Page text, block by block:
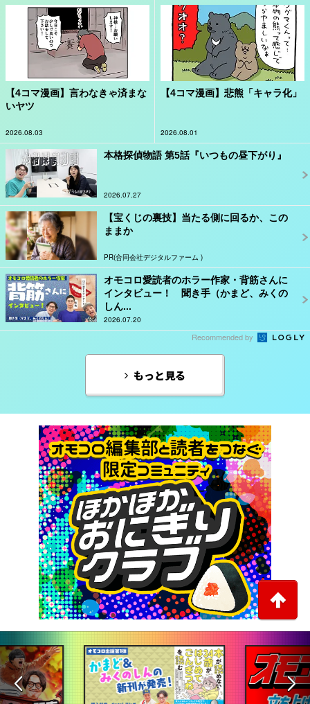
【4コマ漫画】言わなきゃ済まな
いヤツ
2026.08.03
【4コマ漫画】悲熊「キャラ化」
2026.08.01
本格探偵物語 第5話『いつもの昼下がり』
2026.07.27
【宝くじの裏技】当たる側に回るか、この
ままか
PR(合同会社デジタルファーム )
オモコロ愛読者のホラー作家・背筋さんに
インタビュー！ 聞き手（かまど、みくの
しん...
2026.07.20
Recommended by
もっと見る